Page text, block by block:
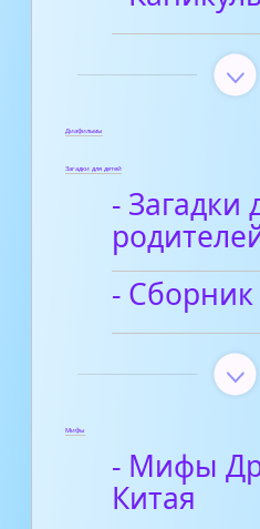
Диафильмы
Загадки для детей
- Загадки
- Сборник
Мифы
- Мифы
Китая